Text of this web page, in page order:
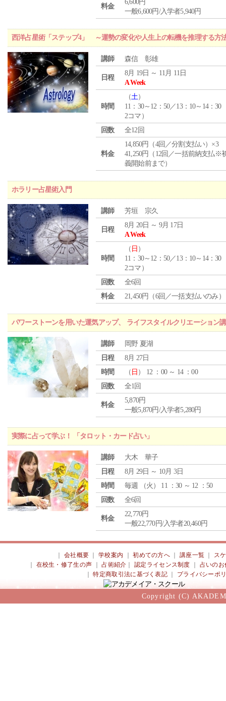
料金
6,600円
一般6,600円/入学者5,940円
西洋占星術「ステップ4」 ～運勢の変化や人生上の転機を推理する方
講師 森信 彰雄
日程
8月 19日 ～ 11月 11日
A Week
時間
（土）
11：30～12：50／13：10～14：30
2コマ）
回数
全12回
料金
14,850円（4回／分割支払い）×3
41,250円（12回／一括前納支払※
義開始前まで）
ホラリー占星術入門
講師 芳垣 宗久
日程
8月 20日 ～ 9月 17日
A Week
時間
（ 日 ）
11：30～12：50／13：10～14：30
2コマ）
回数
全6回
料金
21,450円（6回／一括支払いのみ）
パワーストーンを用いた運気アップ、 ライフスタイルクリエーション
講師
岡野 夏湖
日程
8月 27日
時間
（ 日 ） 12 ：00 ～ 14 ：00
回数
全1回
料金
5,870円
一般5,870円/入学者5,280円
実際に占って学ぶ！ 「タロット・カード占い」
講師
大木 華子
日程
8月 29日 ～ 10月 3日
時間
毎週 （火 ） 11 ：30 ～ 12 ：50
回数
全6回
料金
22,770円
一般22,770円/入学者20,460円
会社概要 ｜学校案内 ｜初めての方へ 講座一覧
ス
在校生・修了生の声 ｜占術紹介 ｜認定ライセンス制度
占いのお
｜特定商取引法に基づく表記 プライバシーポ
Copyright (C)